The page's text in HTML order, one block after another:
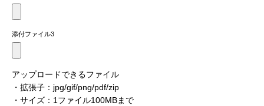
添付ファイル3
アップロードできるファイル
・拡張子：jpg/gif/png/pdf/zip
・サイズ：1ファイル100MBまで